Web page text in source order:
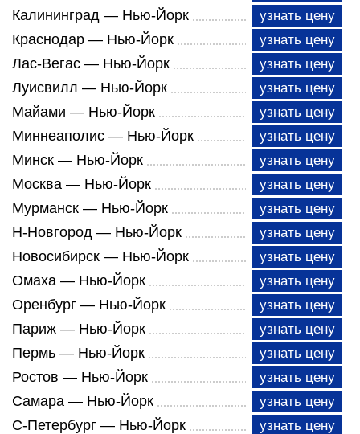
Калининград — Нью-Йорк узнать цену
Краснодар — Нью-Йорк узнать цену
Лас-Вегас — Нью-Йорк узнать цену
Луисвилл — Нью-Йорк узнать цену
Майами — Нью-Йорк узнать цену
Миннеаполис — Нью-Йорк узнать цену
Минск — Нью-Йорк узнать цену
Москва — Нью-Йорк узнать цену
Мурманск — Нью-Йорк узнать цену
Н-Новгород — Нью-Йорк узнать цену
Новосибирск — Нью-Йорк узнать цену
Омаха — Нью-Йорк узнать цену
Оренбург — Нью-Йорк узнать цену
Париж — Нью-Йорк узнать цену
Пермь — Нью-Йорк узнать цену
Ростов — Нью-Йорк узнать цену
Самара — Нью-Йорк узнать цену
С-Петербург — Нью-Йорк узнать цену